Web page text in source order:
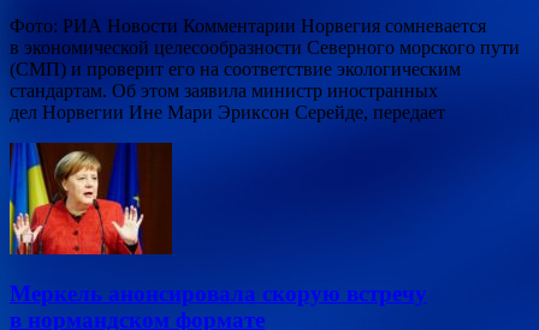
Фото: РИА Новости Комментарии Норвегия сомневается
в экономической целесообразности Северного морского пути
(СМП) и проверит его на соответствие экологическим
стандартам. Об этом заявила министр иностранных
дел Норвегии Ине Мари Эриксон Серейде, передает
Меркель анонсировала скорую встречу
в нормандском формате